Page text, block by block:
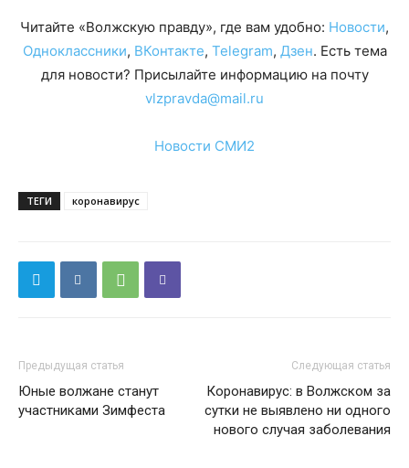
Читайте «Волжскую правду», где вам удобно: Новости,
Одноклассники, ВКонтакте, Telegram, Дзен. Есть тема
для новости? Присылайте информацию на почту
vlzpravda@mail.ru
Новости СМИ2
ТЕГИ коронавирус
Предыдущая статья
Юные волжане станут
участниками Зимфеста
Следующая статья
Коронавирус: в Волжском за
сутки не выявлено ни одного
нового случая заболевания